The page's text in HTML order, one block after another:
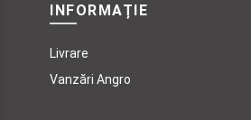
INFORMAȚIE
Livrare
Vanzări Angro